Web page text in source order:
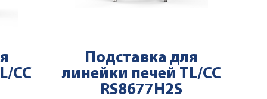
CC
Подставка для
линейки печей TL/CC
RS8677H2S